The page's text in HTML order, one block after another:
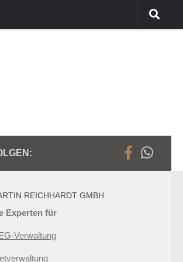
REICHHARDT GMBH
Experten für
Verwaltung